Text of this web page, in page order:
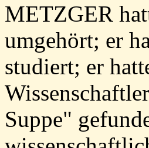
METZGER
umgehört; er
studiert; er
Suppe"